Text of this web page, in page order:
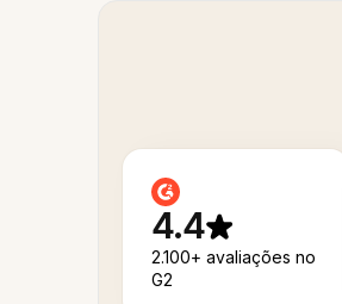
4.4
2.100+ avaliações no
G2